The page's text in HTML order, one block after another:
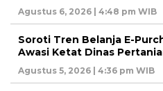
Agustus 6, 2026 | 4:48 pm WIB
Soroti Tren Belanja E-
Awasi Ketat Dinas
Agustus 5, 2026 | 4:36 pm WIB